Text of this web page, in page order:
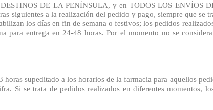
DE LA PENÍNSULA, y en TODOS LOS ENVÍOS
a la realización del pedido y pago, siempre que se
los días en fin de semana o festivos; los pedidos
para entrega en 24-48 horas. Por el momento no se
supeditado a los horarios de la farmacia para aquellos
Si se trata de pedidos realizados en diferentes momentos,